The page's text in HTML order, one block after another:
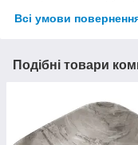
Всі умови
Подібні товари